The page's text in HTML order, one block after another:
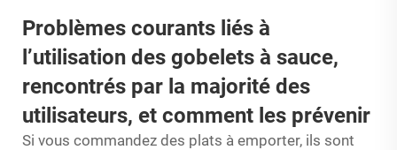
Problèmes courants liés à
l’utilisation des gobelets à sauce,
rencontrés par la majorité des
utilisateurs, et comment les prévenir
Si vous commandez des plats à emporter, ils sont